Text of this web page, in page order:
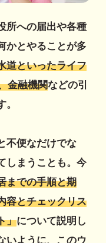
所への届出や各種
かとやることが多
道といったライフ
金融機関などの引
不便なだけでな
しまうことも。今
までの手順と期
容とチェックリス
」について説明し
いように、このウ